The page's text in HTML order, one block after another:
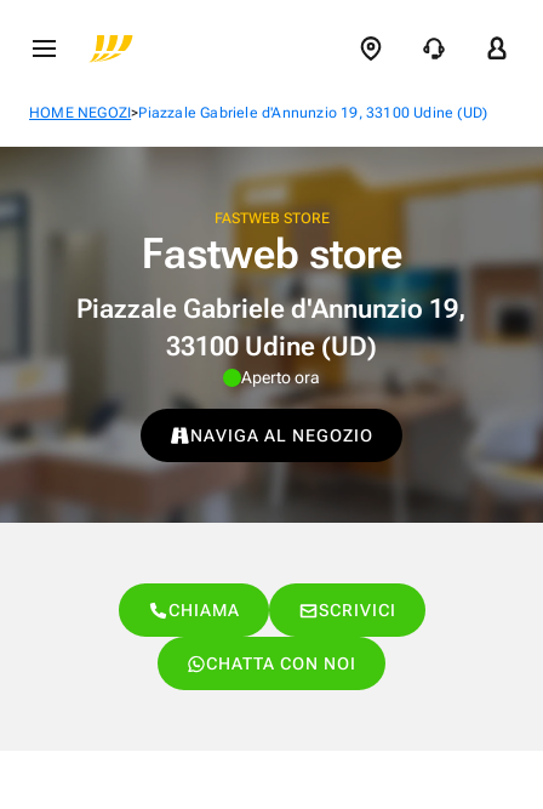
HOME NEGOZI>Piazzale Gabriele d'Annunzio 19, 33100 Udine (UD)
FASTWEB STORE
Fastweb store
Piazzale Gabriele d'Annunzio 19,
33100 Udine (UD)
Aperto ora
NAVIGA AL NEGOZIO
CHIAMA SCRIVICI
CHATTA CON NOI